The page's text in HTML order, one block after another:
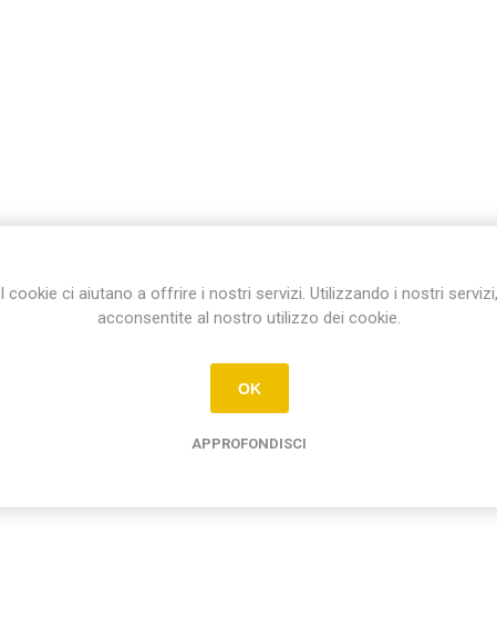
I cookie ci aiutano a offrire i nostri servizi. Utilizzando i nostri servizi,
acconsentite al nostro utilizzo dei cookie.
OK
APPROFONDISCI